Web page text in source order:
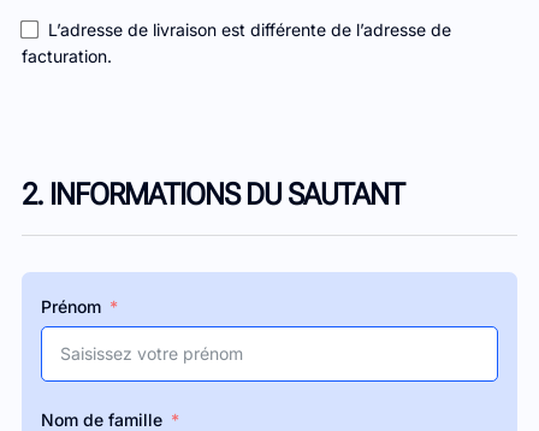
L’adresse de livraison est différente de l’adresse de
facturation.
2. INFORMATIONS DU SAUTANT
Prénom
Nom de famille